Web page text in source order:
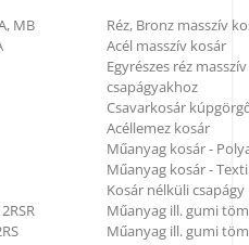
MB
Réz, Bronz masszív
Acél masszív kosár
Egyrészes réz
csapágyakhoz
Csavarkosár
Acéllemez kosár
Műanyag kosár -
Műanyag kosár -
Kosár nélküli csapágy
Műanyag ill. gumi
Műanyag ill. gumi